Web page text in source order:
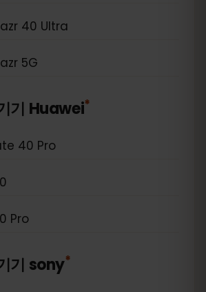
40 Ultra
5G
기 Huawei*
40 Pro
Pro
기 sony*